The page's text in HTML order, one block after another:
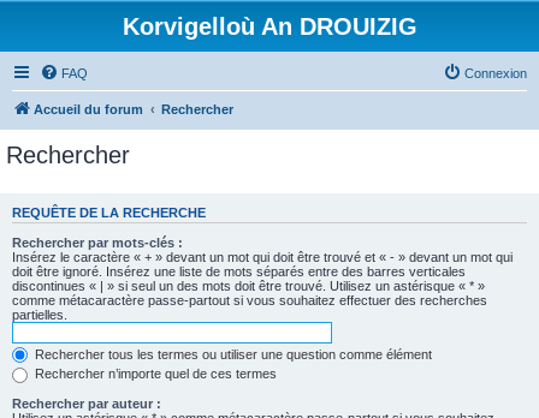
Korvigelloù An DROUIZIG
FAQ Connexion
Accueil du forum Rechercher
Rechercher
REQUÊTE DE LA RECHERCHE
Rechercher par mots-clés :
Insérez le caractère « + » devant un mot qui doit être trouvé et « - » devant un mot qui
doit être ignoré. Insérez une liste de mots séparés entre des barres verticales
discontinues « | » si seul un des mots doit être trouvé. Utilisez un astérisque « * »
comme métacaractère passe-partout si vous souhaitez effectuer des recherches
partielles.
Rechercher tous les termes ou utiliser une question comme élément
Rechercher n’importe quel de ces termes
Rechercher par auteur :